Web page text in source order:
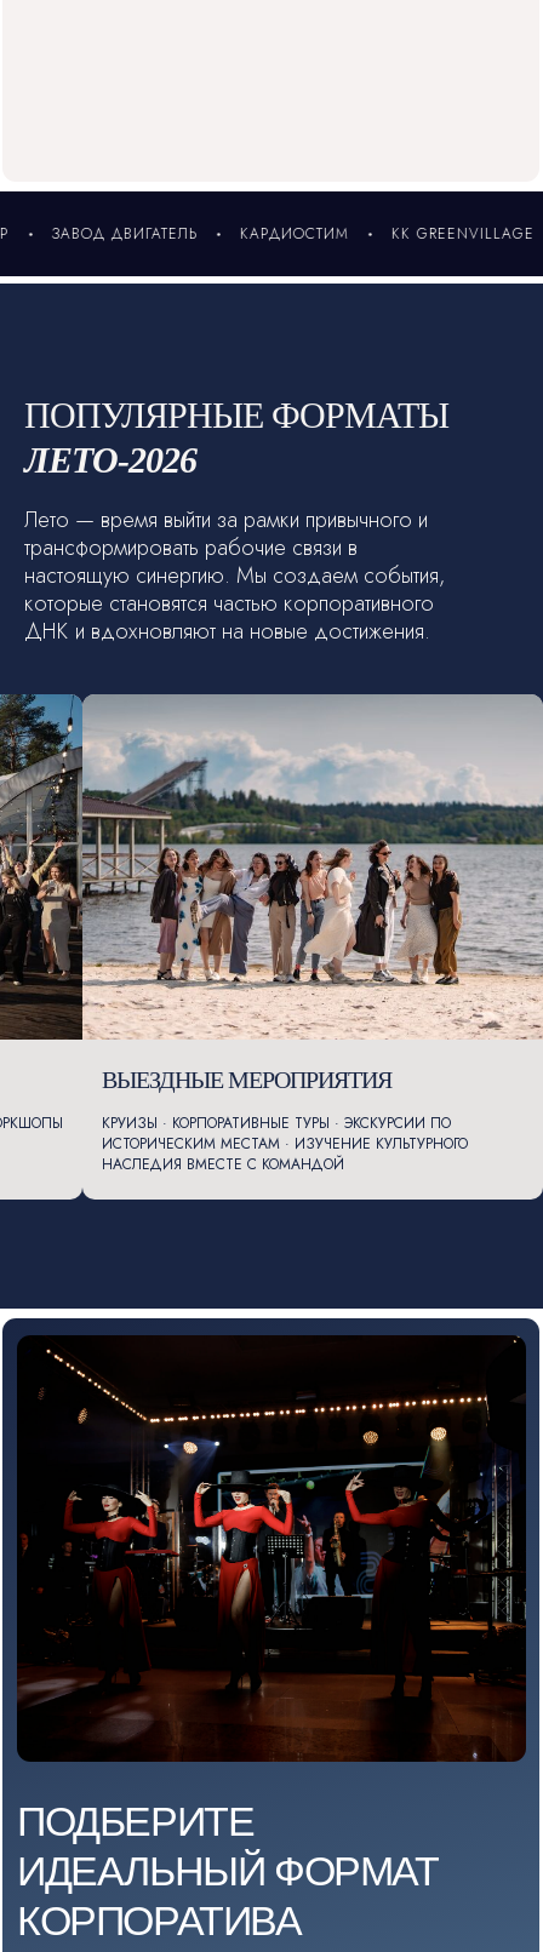
ДВИГАТЕЛЬ КАРДИОСТИМ КК GREENVILLAGE ЛЭСР
ПОПУЛЯРНЫЕ ФОРМАТЫ
ЛЕТО-2026
Лето — время выйти за рамки привычного и
трансформировать рабочие связи в
настоящую синергию. Мы создаем события,
которые становятся частью корпоративного
ДНК и вдохновляют на новые достижения.
ВЫЕЗДНЫЕ МЕРОПРИЯТИЯ
КРУИЗЫ · КОРПОРАТИВНЫЕ ТУРЫ · ЭКСКУРСИИ ПО
ИСТОРИЧЕСКИМ МЕСТАМ · ИЗУЧЕНИЕ КУЛЬТУРНОГО
НАСЛЕДИЯ ВМЕСТЕ С КОМАНДОЙ
ПОДБЕРИТЕ
КОРПОРАТИВА
ЗА 1 МИНУТУ
Отправим:
Подробную презентацию программы (PDF)
Предварительную смету под ваше
количество человек
Чек-лист: «Как подготовить офис
к празднику за 24 часа»
ПРОЙТИ КВИЗ И УЗНАТЬ СТОИМОСТЬ
АКТУАЛЬНЫЕ
ПРЕДЛОЖЕНИЯДЛЯ
/ ГОТОВЫЕ ПРОГРАММЫ